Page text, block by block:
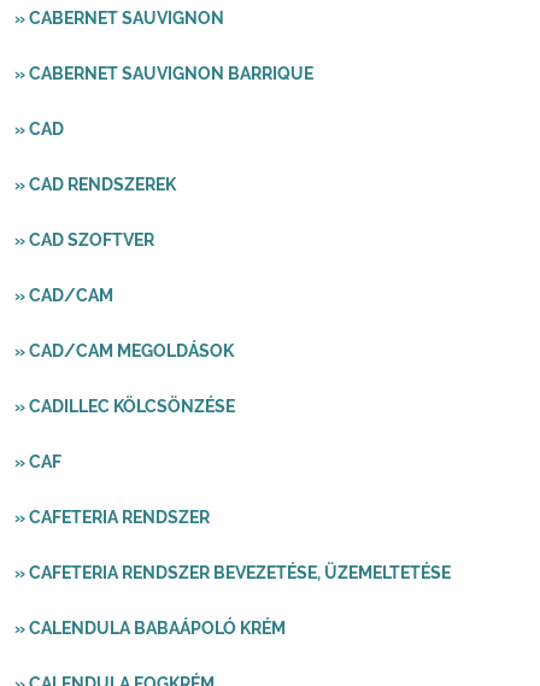
» CABERNET SAUVIGNON
» CABERNET SAUVIGNON BARRIQUE
» CAD
» CAD RENDSZEREK
» CAD SZOFTVER
» CAD/CAM
» CAD/CAM MEGOLDÁSOK
» CADILLEC KÖLCSÖNZÉSE
» CAF
» CAFETERIA RENDSZER
» CAFETERIA RENDSZER BEVEZETÉSE, ÜZEMELTETÉSE
» CALENDULA BABAÁPOLÓ KRÉM